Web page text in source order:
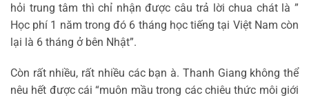
hỏi trung tâm thì chỉ nhận được câu trả lời chua chát là ”
Học phí 1 năm trong đó 6 tháng học tiếng tại Việt Nam còn
lại là 6 tháng ở bên Nhật”.
Còn rất nhiều, rất nhiều các bạn à. Thanh Giang không thể
nêu hết được cái “muôn mầu trong các chiêu thức môi giới